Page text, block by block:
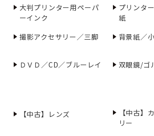
大判プリンター用ペーパ
ーインク
プリンタ
紙
撮影アクセサリー／三脚 背景紙／
ＤＶＤ／CD／ブルーレイ 双眼鏡/ゴ
【中古】レンズ
【中古】
リー